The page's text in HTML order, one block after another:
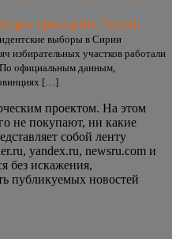
президента Сирии,
выборы в Сирии
избирательных участков работали
По официальным данным,
[…]
проектом. На этом
не покупают, ни какие
собой ленту
yandex.ru, newsru.com и
без искажения,
публикуемых новостей